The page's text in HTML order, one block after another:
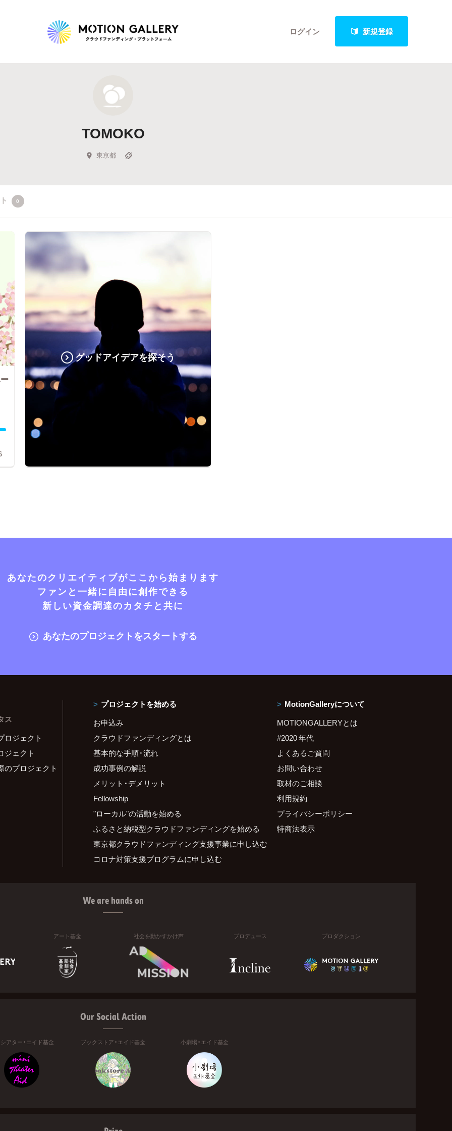
ログイン 新規登録
新着プロジェクト
Feature
キュレーターから探す
TOMOKO
東京都
0
グッドアイデアを探そう
あなたのクリエイティブがここから始まります
ファンと一緒に自由に創作できる
新しい資金調達のカタチと共に
あなたのプロジェクトをスタートする
ス
ロジェクト
ジェクト
のプロジェクト
プロジェクトを始める
お申込み
クラウドファンディングとは
基本的な手順・流れ
成功事例の解説
メリット・デメリット
Fellowship
"ローカル"の活動を始める
ふるさと納税型クラウドファンディングを始める
東京都クラウドファンディング支援事業に申し込む
コロナ対策支援プログラムに申し込む
MotionGalleryについて
MOTIONGALLERYとは
#2020 年代
よくあるご質問
お問い合わせ
取材のご相談
利用規約
プライバシーポリシー
特商法表示
We are hands on
アート基金 社会を動かすかけ声 プロデュース プロダクション
Our Social Action
アター・エイド基金 ブックストア・エイド基金 小劇場・エイド基金